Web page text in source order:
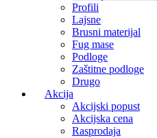
Profili
Lajsne
Brusni materijal
Fug mase
Podloge
Zaštitne podloge
Drugo
Akcija
Akcijski popust
Akcijska cena
Rasprodaja